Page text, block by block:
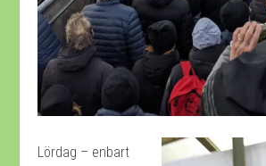
Lördag – enbart